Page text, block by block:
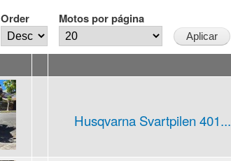
Order Motos por página
Husqvarna Svartpilen 401...